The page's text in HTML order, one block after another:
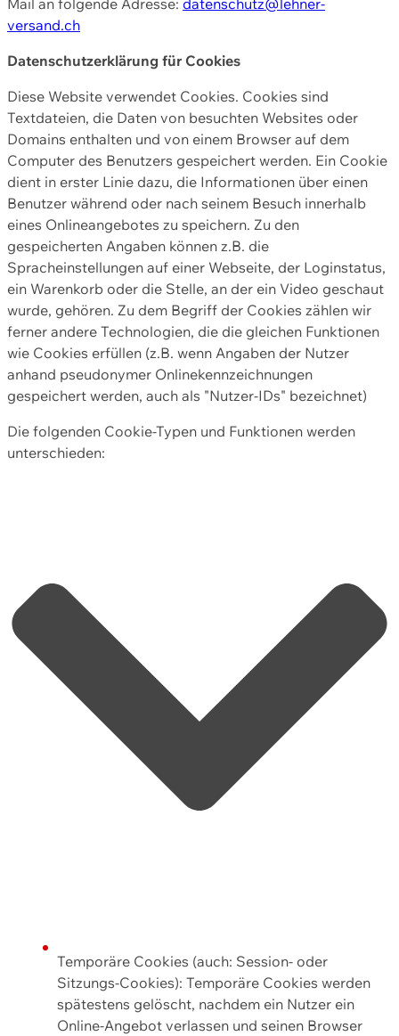
versand.ch
Datenschutzerklärung für Cookies
Diese Website verwendet Cookies. Cookies sind
Textdateien, die Daten von besuchten Websites oder
Domains enthalten und von einem Browser auf dem
Computer des Benutzers gespeichert werden. Ein Cookie
dient in erster Linie dazu, die Informationen über einen
Benutzer während oder nach seinem Besuch innerhalb
eines Onlineangebotes zu speichern. Zu den
gespeicherten Angaben können z.B. die
Spracheinstellungen auf einer Webseite, der Loginstatus,
ein Warenkorb oder die Stelle, an der ein Video geschaut
wurde, gehören. Zu dem Begriff der Cookies zählen wir
ferner andere Technologien, die die gleichen Funktionen
wie Cookies erfüllen (z.B. wenn Angaben der Nutzer
anhand pseudonymer Onlinekennzeichnungen
gespeichert werden, auch als "Nutzer-IDs" bezeichnet)
Die folgenden Cookie-Typen und Funktionen werden
unterschieden:
Temporäre Cookies (auch: Session- oder
Sitzungs-Cookies): Temporäre Cookies werden
spätestens gelöscht, nachdem ein Nutzer ein
Online-Angebot verlassen und seinen Browser